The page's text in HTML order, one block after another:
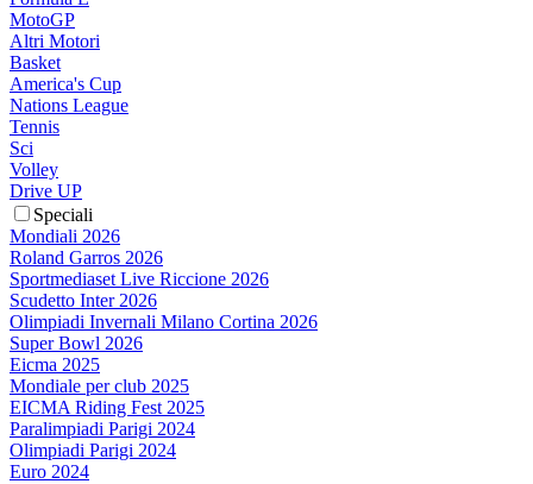
MotoGP
Altri Motori
Basket
America's Cup
Nations League
Tennis
Sci
Volley
Drive UP
Speciali
Mondiali 2026
Roland Garros 2026
Sportmediaset Live Riccione 2026
Scudetto Inter 2026
Olimpiadi Invernali Milano Cortina 2026
Super Bowl 2026
Eicma 2025
Mondiale per club 2025
EICMA Riding Fest 2025
Paralimpiadi Parigi 2024
Olimpiadi Parigi 2024
Euro 2024